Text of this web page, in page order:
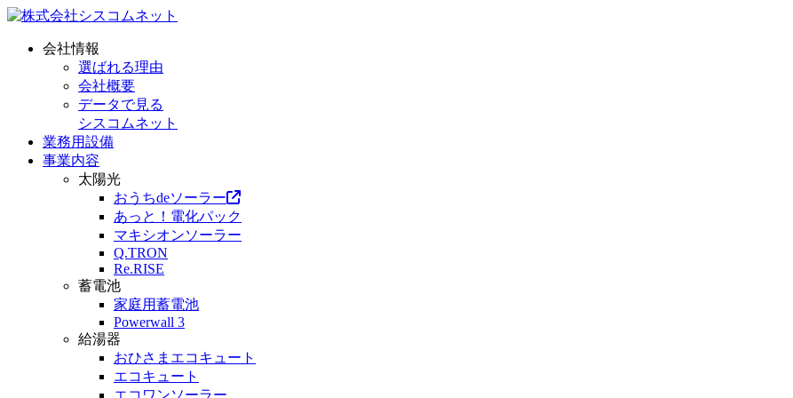
会社情報
選ばれる理由
会社概要
データで見る
シスコムネット
業務用設備
事業内容
太陽光
おうちdeソーラー
あっと！電化パック
マキシオンソーラー
Q.TRON
Re.RISE
蓄電池
家庭用蓄電池
Powerwall 3
給湯器
おひさまエコキュート
エコキュート
エコワンソーラー